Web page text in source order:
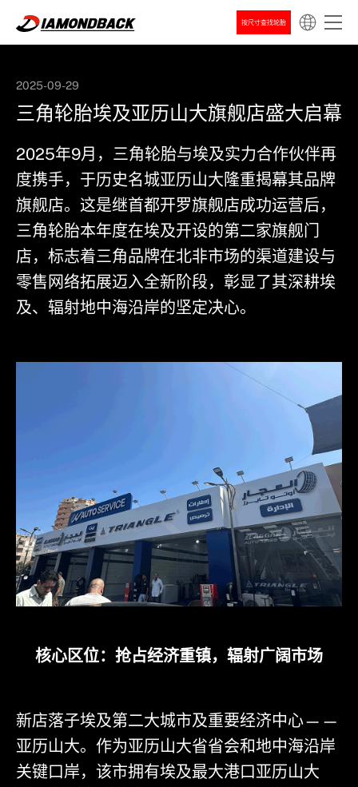
按尺寸查找轮胎
新闻
2025-09-29
三角轮胎埃及亚历山大旗舰店盛大启幕
2025年9月，三角轮胎与埃及实力合作伙伴再
度携手，于历史名城亚历山大隆重揭幕其品牌
旗舰店。这是继首都开罗旗舰店成功运营后，
三角轮胎本年度在埃及开设的第二家旗舰门
店，标志着三角品牌在北非市场的渠道建设与
零售网络拓展迈入全新阶段，彰显了其深耕埃
及、辐射地中海沿岸的坚定决心。
核心区位：抢占经济重镇，辐射广阔市场
新店落子埃及第二大城市及重要经济中心——
亚历山大。作为亚历山大省省会和地中海沿岸
关键口岸，该市拥有埃及最大港口亚历山大